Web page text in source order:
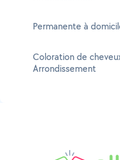
Permanente à
Coloration de
Arrondissement